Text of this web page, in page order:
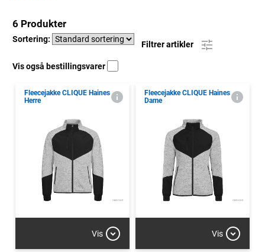
6 Produkter
Sortering:
Filtrer artikler
Vis også bestillingsvarer
Fleecejakke CLIQUE Haines
Herre
Vis
Fleecejakke CLIQUE Haines
Dame
Vis